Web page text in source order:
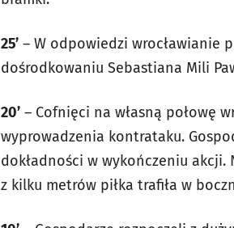
25’ – W odpowiedzi wrocławianie
dośrodkowaniu Sebastiana Mili
20’ – Cofnięci na własną połowę
wyprowadzenia kontrataku.
dokładności w wykończeniu
z kilku metrów piłka trafiła w